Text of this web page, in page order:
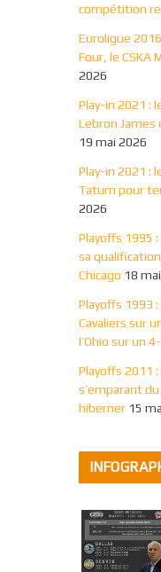
compétition
Euroligue
Four, le CSKA
2026
Play-in 2021 :
Lebron
19 mai 2026
Play-in 2021 :
Tatum pour
2026
Playoffs 1995 :
sa
Chicago 18
Playoffs 1993
Cavaliers sur
l’Ohio sur un
Playoffs 2011
s’emparant
hiberner 15